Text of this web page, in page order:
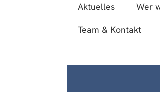
Aktuelles Wer
Team & Kontakt